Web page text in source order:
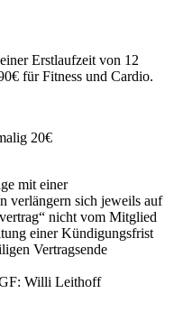
Erstlaufzeit von 12
für Fitness und Cardio.
20€
mit einer
verlängern sich jeweils auf
nicht vom Mitglied
einer Kündigungsfrist
Vertragsende
Willi Leithoff